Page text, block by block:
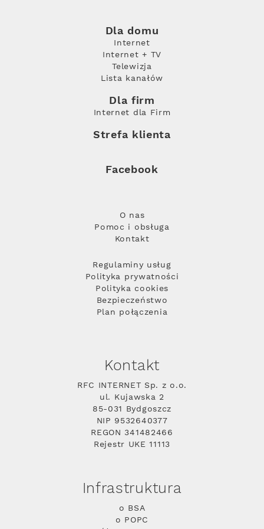
Dla domu
Internet
Internet + TV
Telewizja
Lista kanałów
Dla firm
Internet dla Firm
Strefa klienta
Facebook
O nas
Pomoc i obsługa
Kontakt
Regulaminy usług
Polityka prywatności
Polityka cookies
Bezpieczeństwo
Plan połączenia
Kontakt
RFC INTERNET Sp. z o.o.
ul. Kujawska 2
85-031 Bydgoszcz
NIP 9532640377
REGON 341482466
Rejestr UKE 11113
Infrastruktura
o BSA
o POPC